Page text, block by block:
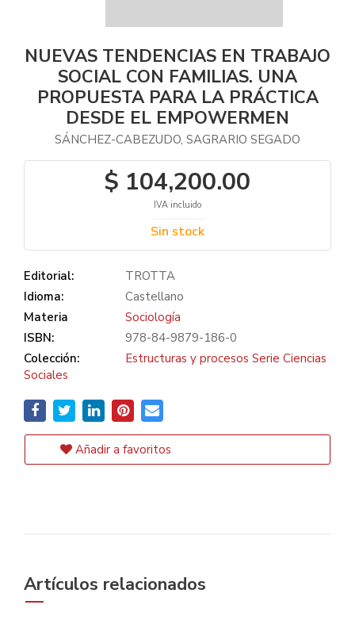
NUEVAS TENDENCIAS EN TRABAJO
SOCIAL CON FAMILIAS. UNA
PROPUESTA PARA LA PRÁCTICA
DESDE EL EMPOWERMEN
SÁNCHEZ-CABEZUDO, SAGRARIO SEGADO
$ 104,200.00
IVA incluido
Sin stock
Editorial:
TROTTA
Idioma:
Castellano
Materia
Sociología
ISBN:
978-84-9879-186-0
Colección:
Estructuras y procesos Serie Ciencias
Sociales
Añadir a favoritos
Artículos relacionados